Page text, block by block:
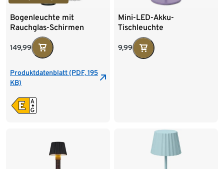
Bogenleuchte mit
Rauchglas-Schirmen
149,99
Produktdatenblatt (PDF, 195
KB)
Mini-LED-Akku-
Tischleuchte
9,99